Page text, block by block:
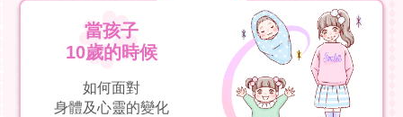
當孩子
10歲的時候
如何面對
身體及心靈的變化